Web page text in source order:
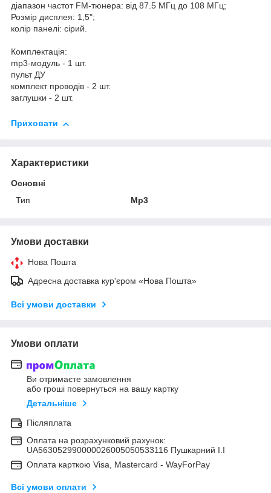
діапазон частот FM-тюнера: від 87.5 МГц до 108 МГц;
Розмір дисплея: 1,5";
колір панелі: сірий.
Комплектація:
mp3-модуль - 1 шт.
пульт ДУ
комплект проводів - 2 шт.
заглушки - 2 шт.
Приховати
Характеристики
Основні
Тип
Mp3
Умови доставки
Нова Пошта
Адресна доставка кур'єром «Нова Пошта»
Всі умови доставки
Умови оплати
Ви отримаєте замовлення
або гроші повернуться на вашу картку
Детальніше
Післяплата
Оплата на розрахунковий рахунок:
UA563052990000026005050533116 Пушкарний І.І
Оплата карткою Visa, Mastercard - WayForPay
Всі умови оплати